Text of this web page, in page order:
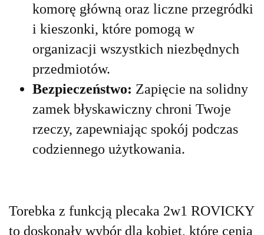
komorę główną oraz liczne przegródki
i kieszonki, które pomogą w
organizacji wszystkich niezbędnych
przedmiotów.
Bezpieczeństwo: Zapięcie na solidny
zamek błyskawiczny chroni Twoje
rzeczy, zapewniając spokój podczas
codziennego użytkowania.
Torebka z funkcją plecaka 2w1 ROVICKY
to doskonały wybór dla kobiet, które cenią